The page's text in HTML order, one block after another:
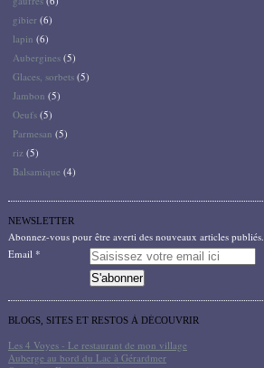
gibier (6)
lapin (6)
Aubergines (5)
Glaces, sorbets (5)
Jambon (5)
Oeufs (5)
Parmesan (5)
riz (5)
Balsamique (4)
NEWSLETTER
Abonnez-vous pour être averti des nouveaux articles publiés.
Email
BLOGS, SITES ET RESTOS À DÉCOUVRIR
Les 4 Voyes - Le restaurant de mon village
Auberge au bord du Lac à Gérardmer